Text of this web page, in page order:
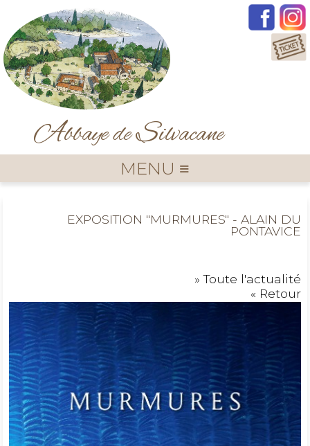
Abbaye deSilvacane
MENU ≡
EXPOSITION "MURMURES" - ALAIN DU
PONTAVICE
» Toute l'actualité
« Retour